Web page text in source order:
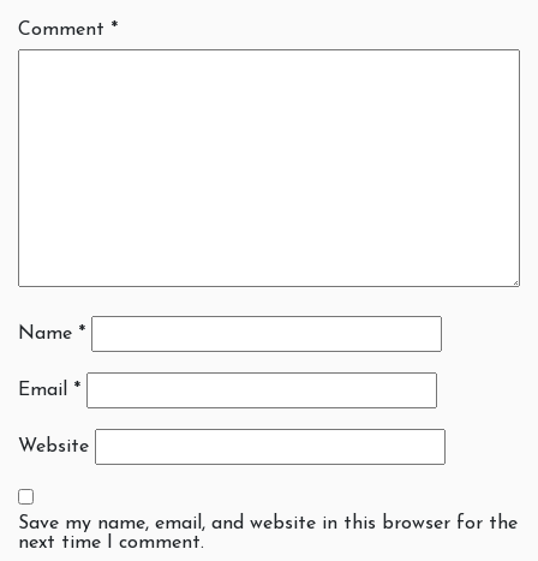
Comment *
Name *
Email *
Website
Save my name, email, and website in this browser for the
next time I comment.